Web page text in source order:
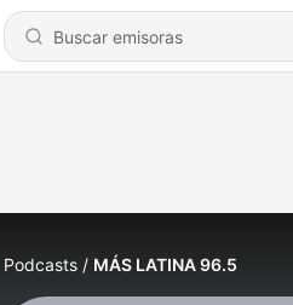
Podcasts MÁS LATINA 96.5